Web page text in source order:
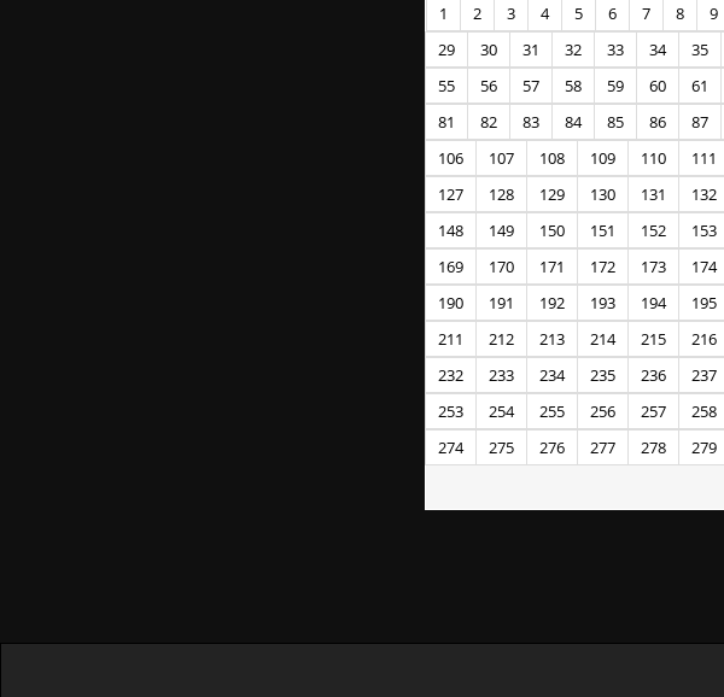
1 2 3 4 5 6 7 8 9
29
30 31 32 33 34 35
55
56 57 58 59 60 61
81
82 83 84 85 86 87
106
107 108 109 110 111
127
128 129 130 131 132
148
149 150 151 152 153
169
170 171 172 173 174
190
191 192 193 194 195
211
212 213 214 215 216
232
233 234 235 236 237
253
254 255 256 257 258
274
275 276 277 278 279